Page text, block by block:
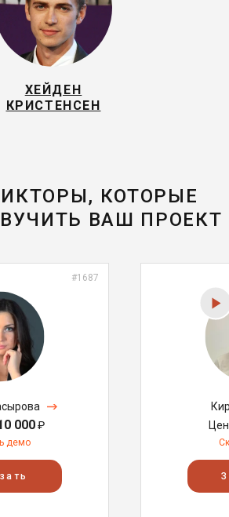
ХЕЙДЕН
КРИСТЕНСЕН
КОТОРЫЕ
ВАШ ПРОЕКТ
#1687
000₽
демо